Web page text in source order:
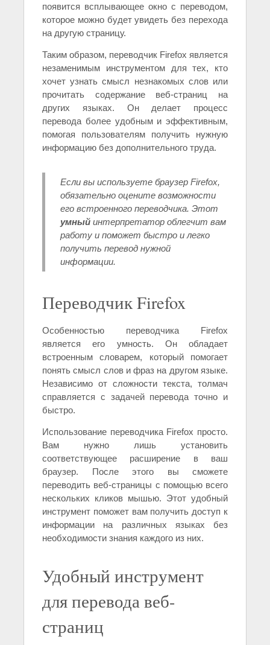
появится всплывающее окно с переводом,
которое можно будет увидеть без перехода
на другую страницу.
Таким образом, переводчик Firefox является
незаменимым инструментом для тех, кто
хочет узнать смысл незнакомых слов или
прочитать содержание веб-страниц на
других языках. Он делает процесс
перевода более удобным и эффективным,
помогая пользователям получить нужную
информацию без дополнительного труда.
Если вы используете браузер Firefox,
обязательно оцените возможности
его встроенного переводчика. Этот
умный интерпретатор облегчит вам
работу и поможет быстро и легко
получить перевод нужной
информации.
Переводчик Firefox
Особенностью переводчика Firefox
является его умность. Он обладает
встроенным словарем, который помогает
понять смысл слов и фраз на другом языке.
Независимо от сложности текста, толмач
справляется с задачей перевода точно и
быстро.
Использование переводчика Firefox просто.
Вам нужно лишь установить
соответствующее расширение в ваш
браузер. После этого вы сможете
переводить веб-страницы с помощью всего
нескольких кликов мышью. Этот удобный
инструмент поможет вам получить доступ к
информации на различных языках без
необходимости знания каждого из них.
Удобный инструмент
для перевода веб-
страниц